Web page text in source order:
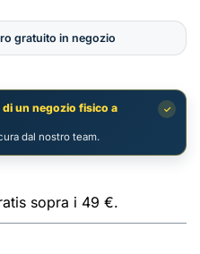
gratuito in negozio
✓
un negozio fisico a
dal nostro team.
sopra i 49 €.